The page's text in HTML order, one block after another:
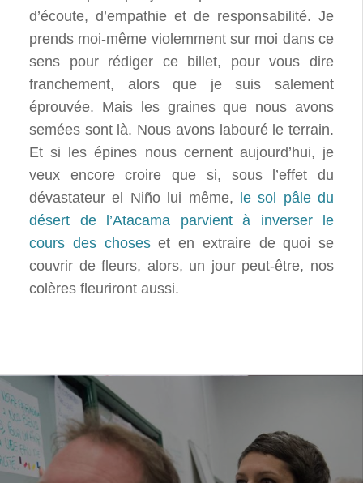
d’écoute, d’empathie et de responsabilité. Je
prends moi-même violemment sur moi dans ce
sens pour rédiger ce billet, pour vous dire
franchement, alors que je suis salement
éprouvée. Mais les graines que nous avons
semées sont là. Nous avons labouré le terrain.
Et si les épines nous cernent aujourd’hui, je
veux encore croire que si, sous l’effet du
dévastateur el Niño lui même,
le sol pâle du
désert de l’Atacama parvient à inverser le
cours des choseset en extraire de quoi se
couvrir de fleurs, alors, un jour peut-être, nos
colères fleuriront aussi.